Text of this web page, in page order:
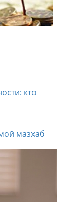
кто
мазхаб